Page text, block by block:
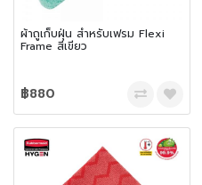
ผ้าถูเก็บฝุ่น สำหรับเฟรม Flexi
Frame สีเขียว
฿880